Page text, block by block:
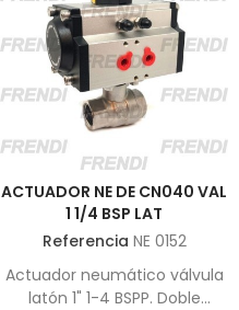
ACTUADOR NE DE CN040 VAL
1 1/4 BSP LAT
Referencia NE 0152
Actuador neumático válvula
latón 1" 1-4 BSPP. Doble